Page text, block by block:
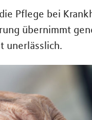
Pflege bei
übernimmt
unerlässlich.